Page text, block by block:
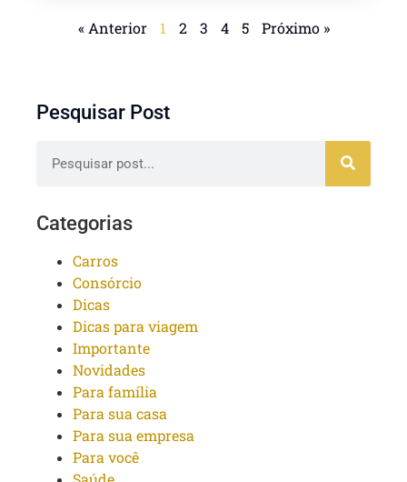
« Anterior 1 2 3 4 5 Próximo »
Pesquisar Post
Categorias
Carros
Consórcio
Dicas
Dicas para viagem
Importante
Novidades
Para família
Para sua casa
Para sua empresa
Para você